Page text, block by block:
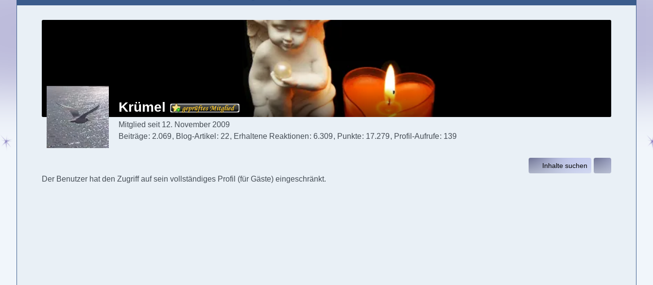
Krümel
Mitglied seit 12. November 2009
Beiträge 2.069 Blog-Artikel 22 Erhaltene Reaktionen 6.309 Punkte 17.279 Profil-Aufrufe 139
Inhalte suchen
Der Benutzer hat den Zugriff auf sein vollständiges Profil (für Gäste) eingeschränkt.